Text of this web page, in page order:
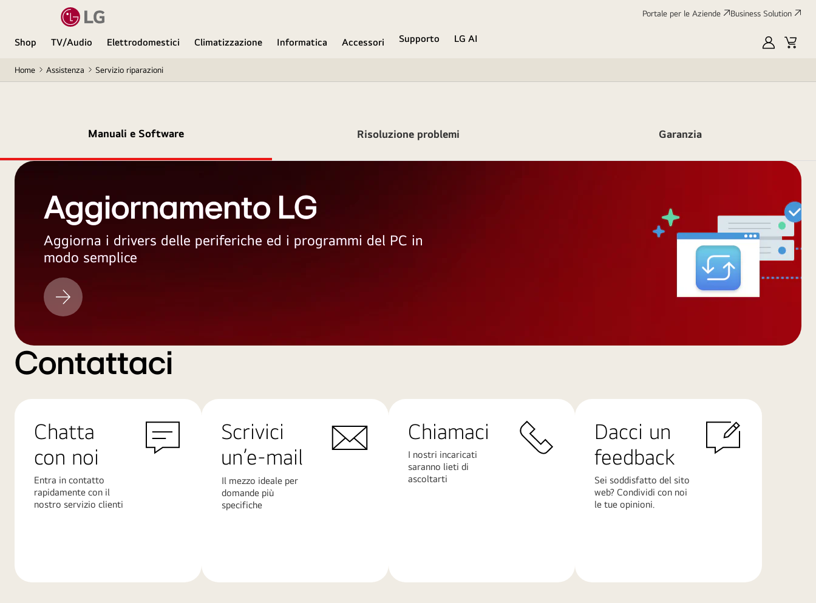
Portale per le Aziende Business Solution
Shop TV/Audio Elettrodomestici Climatizzazione Informatica Accessori Supporto
LG AI
My
Cart
Home Assistenza Servizio riparazioni
Manuali e Software Risoluzione problemi Garanzia
Aggiornamento LG
Aggiorna i drivers delle periferiche ed i programmi del PC in
modo semplice
Aggiornamento
LG
Contattaci
Chatta
con noi
Entra in contatto
rapidamente con il
nostro servizio clienti
Scrivici
un’e-mail
Il mezzo ideale per
domande più
specifiche
Chiamaci
I nostri incaricati
saranno lieti di
ascoltarti
Dacci un
feedback
Sei soddisfatto del sito
web? Condividi con noi
le tue opinioni.